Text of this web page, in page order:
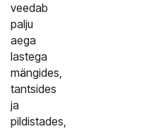
veedab
palju
aega
lastega
mängides,
tantsides
ja
pildistades,